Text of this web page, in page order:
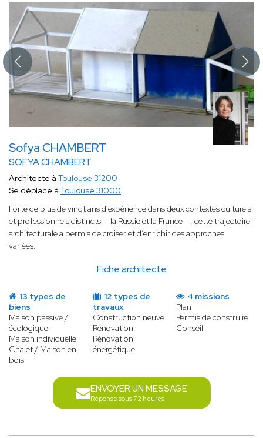
Sofya CHAMBERT
SOFYA CHAMBERT
Fiche architecte
Architecte à Toulouse 31200
Se déplace à Toulouse 31000
Forte de plus de vingt ans d’expérience dans deux contextes culturels
et professionnels distincts — la Russie et la France —, cette trajectoire
architecturale a permis de croiser et d’enrichir des approches
variées.
13 types de
biens
Maison passive /
écologique
Maison individuelle
Chalet / Maison en
bois
12 types de
travaux
Construction neuve
Rénovation
Rénovation
énergétique
4 missions
Plan
Permis de construire
Conseil
ENVOYER UN MESSAGE
Réponse sous 72 heures